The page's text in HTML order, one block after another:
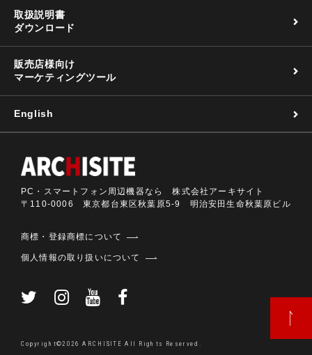
取扱説明書
ダウンロード
販売店様向け
マーケティングツール
English
PC・スマートフォン周辺機器なら 株式会社アーキサイト
〒110-0006 東京都台東区秋葉原5-9 明治安田生命秋葉原ビル
商標・登録商標について
個人情報の取り扱いについて
Copyright©2026 ARCHISITE All Rights Reserved.